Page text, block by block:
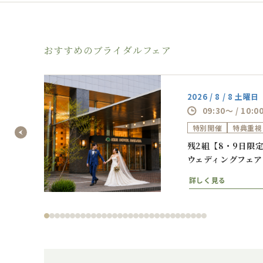
おすすめのブライダルフェア
2026 / 8 / 8 土曜日
09:30～ /
特別開催 特典重視
残2組【8・9日限
ウェディングフェア
詳しく見る